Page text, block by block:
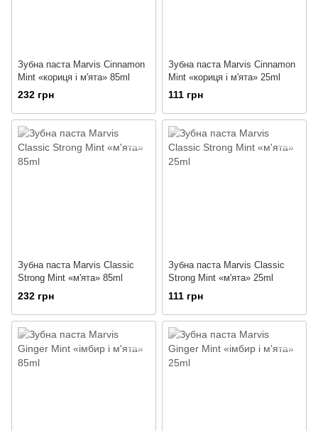
Зубна паста Marvis Cinnamon
Mint «кориця і м'ята» 85ml
232 грн
Зубна паста Marvis Cinnamon
Mint «кориця і м'ята» 25ml
111 грн
Зубна паста Marvis Classic
Strong Mint «м'ята» 85ml
232 грн
Зубна паста Marvis Classic
Strong Mint «м'ята» 25ml
111 грн